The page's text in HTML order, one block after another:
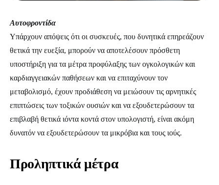
Αυτοφροντίδα
Υπάρχουν απόψεις ότι οι συσκευές, που δυνητικά επηρεάζουν
θετικά την ευεξία, μπορούν να αποτελέσουν πρόσθετη
υποστήριξη για τα μέτρα προφύλαξης των ογκολογικών και
καρδιαγγειακών παθήσεων και να επιταχύνουν τον
μεταβολισμό, έχουν προδιάθεση να μειώσουν τις αρνητικές
επιπτώσεις των τοξικών ουσιών και να εξουδετερώσουν τα
επιβλαβή θετικά ιόντα κοντά στον υπολογιστή, είναι ακόμη
δυνατόν να εξουδετερώσουν τα μικρόβια και τους ιούς.
Προληπτικά μέτρα